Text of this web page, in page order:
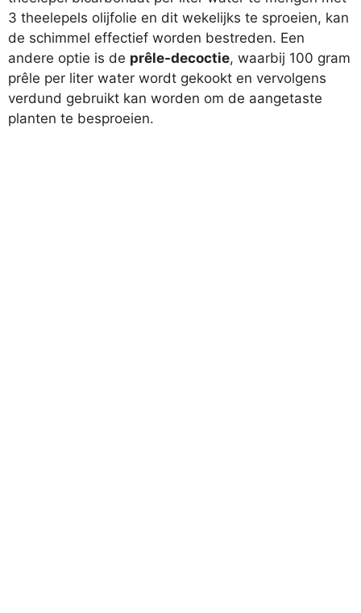
3 theelepels olijfolie en dit wekelijks te sproeien, kan
de schimmel effectief worden bestreden. Een
andere optie is de prêle-decoctie, waarbij 100 gram
prêle per liter water wordt gekookt en vervolgens
verdund gebruikt kan worden om de aangetaste
planten te besproeien.